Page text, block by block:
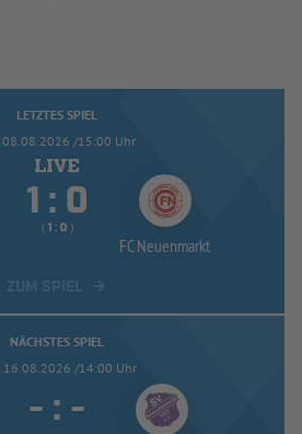
LETZTES SPIEL
08.08.2026 /15:00 Uhr
 : 
(  :  )
FC Neuenmarkt
NÄCHSTES SPIEL
16.08.2026 /14:00 Uhr
- : -